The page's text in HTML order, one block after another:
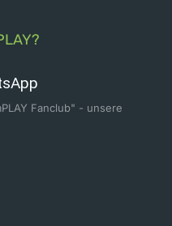
Fanclub" - unsere